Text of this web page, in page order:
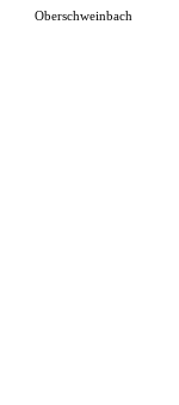
Oberschweinbach